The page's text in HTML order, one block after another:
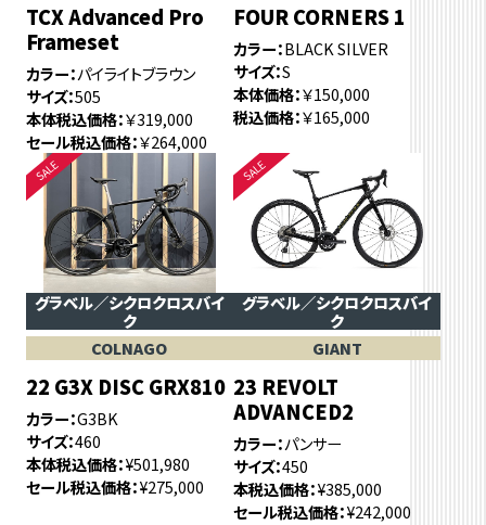
TCX Advanced Pro
Frameset
カラー パイライトブラウン
サイズ 505
本体税込価格 ￥319,000
セール税込価格 ￥264,000
FOUR CORNERS 1
カラー BLACK SILVER
サイズ S
本体価格 ￥150,000
税込価格 ￥165,000
グラベル／シクロクロスバイ
ク
COLNAGO
22 G3X DISC GRX810
カラー G3BK
サイズ 460
本体税込価格 ¥501,980
セール税込価格 ¥275,000
グラベル／シクロクロスバイ
ク
GIANT
23 REVOLT
ADVANCED2
カラー パンサー
サイズ 450
本税込価格 ¥385,000
セール税込価格 ¥242,000